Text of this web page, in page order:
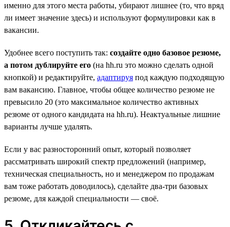
именно для этого места работы, убирают лишнее (то, что вряд
ли имеет значение здесь) и используют формулировки как в
вакансии.
Удобнее всего поступить так: создайте одно базовое резюме,
а потом дублируйте его (на hh.ru это можно сделать одной
кнопкой) и редактируйте, адаптируя под каждую подходящую
вам вакансию. Главное, чтобы общее количество резюме не
превысило 20 (это максимальное количество активных
резюме от одного кандидата на hh.ru). Неактуальные лишние
варианты лучше удалять.
Если у вас разносторонний опыт, который позволяет
рассматривать широкий спектр предложений (например,
техническая специальность, но и менеджером по продажам
вам тоже работать доводилось), сделайте два-три базовых
резюме, для каждой специальности — своё.